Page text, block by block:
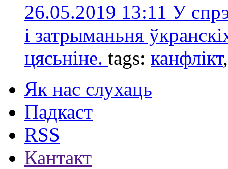
26.05.2019 13:11 У
і затрыманьня
цясьніне. tags: канфлікт
Як нас слухаць
Падкаст
RSS
Кантакт